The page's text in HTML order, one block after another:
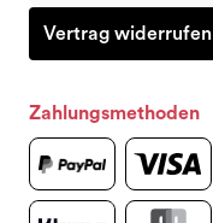
Vertrag widerrufen
Zahlungsmethoden